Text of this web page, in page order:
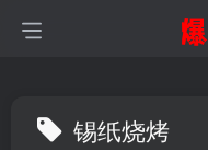
锡纸烧烤